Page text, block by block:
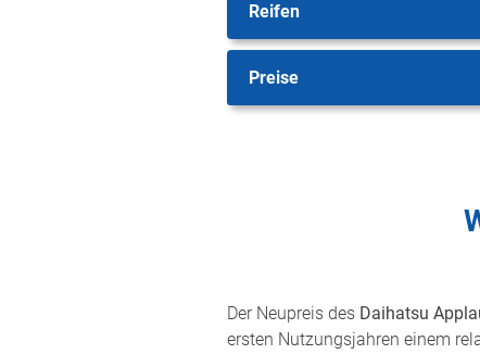
Reifen
Preise
Der Neupreis des Daihatsu
ersten Nutzungsjahren einem